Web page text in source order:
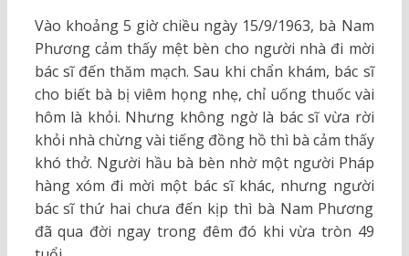
Vào khoảng 5 giờ chiều ngày 15/9/1963, bà Nam
Phương cảm thấy mệt bèn cho người nhà đi mời
bác sĩ đến thăm mạch. Sau khi chẩn khám, bác sĩ
cho biết bà bị viêm họng nhẹ, chỉ uống thuốc vài
hôm là khỏi. Nhưng không ngờ là bác sĩ vừa rời
khỏi nhà chừng vài tiếng đồng hồ thì bà cảm thấy
khó thở. Người hầu bà bèn nhờ một người Pháp
hàng xóm đi mời một bác sĩ khác, nhưng người
bác sĩ thứ hai chưa đến kịp thì bà Nam Phương
đã qua đời ngay trong đêm đó khi vừa tròn 49